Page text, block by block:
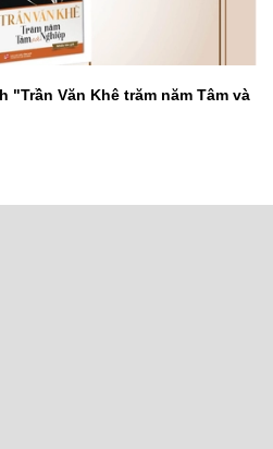
Văn Khê trăm năm Tâm và